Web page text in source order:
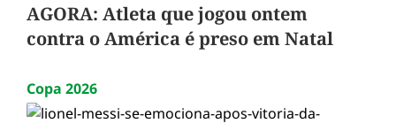
AGORA: Atleta que jogou ontem
contra o América é preso em Natal
Copa 2026